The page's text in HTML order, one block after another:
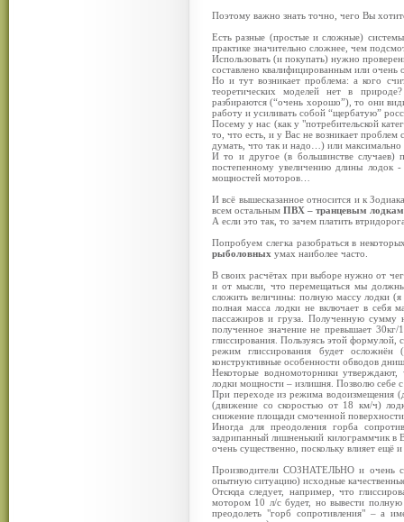
Поэтому важно знать точно, чего Вы
Есть разные (простые и сложные)
практике значительно сложнее, чем
Использовать (и покупать) нужно
составлено квалифицированным или
Но и тут возникает проблема: а кого
теоретических моделей нет в
разбираются (“очень хорошо”), то они
работу и усиливать собой “щербатую”
Посему у нас (как у "потребительской
то, что есть, и у Вас не возникает
думать, что так и надо…) или
И то и другое (в большинстве случаев)
постепенному увеличению длины лодок
мощностей моторов…
И всё вышесказанное относится и к
всем остальным ПВХ – транцевым лодкам
А если это так, то зачем платить
Попробуем слегка разобраться в
рыболовных умах наиболее часто.
В своих расчётах при выборе нужно от
и от мысли, что перемещаться мы
сложить величины: полную массу лодки
полная масса лодки не включает в
пассажиров и груза. Полученную сумму
полученное значение не превышает
глиссирования. Пользуясь этой
режим глиссирования будет
конструктивные особенности обводов
Некоторые водномоторники
лодки мощности – излишня. Позволю себе
При переходе из режима водоизмещения
(движение со скоростью от 18 км/ч)
снижение площади смоченной
Иногда для преодоления горба
задрипанный лишненький килограммчик в
очень существенно, поскольку влияет ещё
Производители СОЗНАТЕЛЬНО и очень
опытную ситуацию) исходные
Отсюда следует, например, что
мотором 10 л/с будет, но вывести
преодолеть "горб сопротивления" – а